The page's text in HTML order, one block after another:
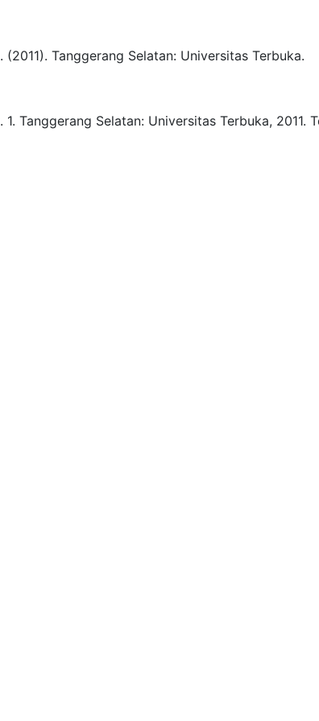
. (2011). Tanggerang Selatan: Universitas Terbuka.
. 1. Tanggerang Selatan: Universitas Terbuka, 2011.